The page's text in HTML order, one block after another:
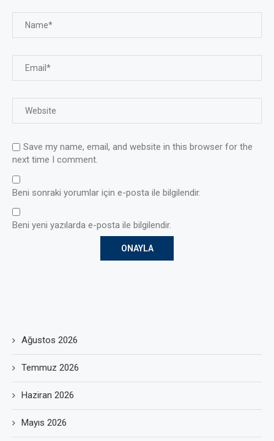
Save my name, email, and website in this browser for the
next time I comment.
Beni sonraki yorumlar için e-posta ile bilgilendir.
Beni yeni yazılarda e-posta ile bilgilendir.
Ağustos 2026
Temmuz 2026
Haziran 2026
Mayıs 2026